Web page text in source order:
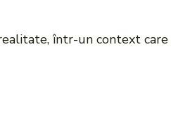
într-un context care